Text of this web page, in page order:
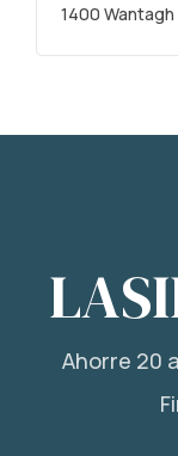
1400 Wantagh
Ahorre 20